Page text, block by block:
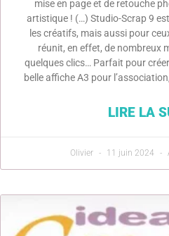
mise en page et de retouche
artistique ! (…) Studio-Scrap 9
les créatifs, mais aussi pour
réunit, en effet, de nombreux
quelques clics… Parfait pour
belle affiche A3 pour
LIRE LA
Olivier 11 juin 2024